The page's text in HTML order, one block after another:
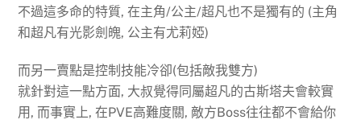
不過這多命的特質, 在主角/公主/超凡也不是獨有的 (主角
和超凡有光影劍魄, 公主有尤莉婭)
而另一賣點是控制技能冷卻(包括敵我雙方)
就針對這一點方面, 大叔覺得同屬超凡的古斯塔夫會較實
用, 而事實上, 在PVE高難度關, 敵方Boss往往都不會給你